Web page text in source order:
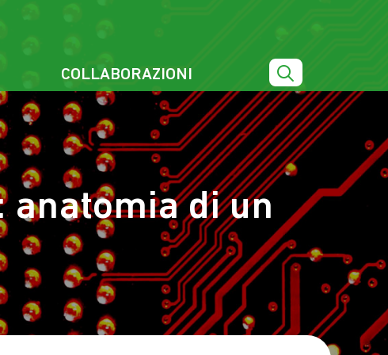
COLLABORAZIONI
anatomia di un